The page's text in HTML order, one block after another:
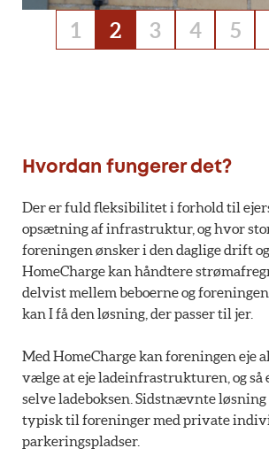
1 2 3 4 5
Hvordan fungerer det?
Der er fuld fleksibilitet i forhold til
opsætning af infrastruktur, og hvor
foreningen ønsker i den daglige drift
HomeCharge kan håndtere
delvist mellem beboerne og
kan I få den løsning, der passer til jer.
Med HomeCharge kan foreningen eje
vælge at eje ladeinfrastrukturen, og så
selve ladeboksen. Sidstnævnte
typisk til foreninger med private
parkeringspladser.